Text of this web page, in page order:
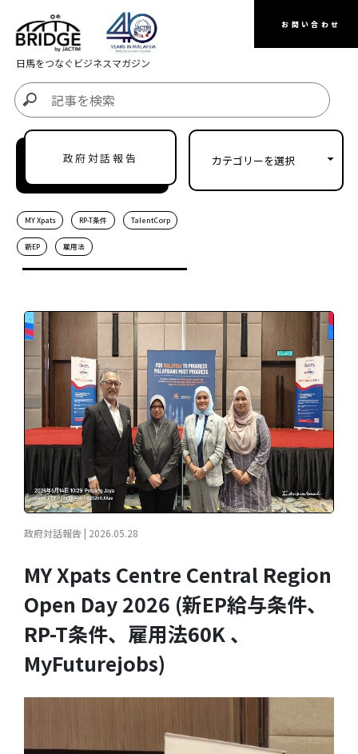
お問い合わせ
日馬をつなぐビジネスマガジン
政府対話報告
MY Xpats RP-T条件 TalentCorp
新EP 雇用法
政府対話報告 | 2026.05.28
MY Xpats Centre Central Region
Open Day 2026 (新EP給与条件、
RP-T条件、雇用法60K 、
MyFuturejobs)